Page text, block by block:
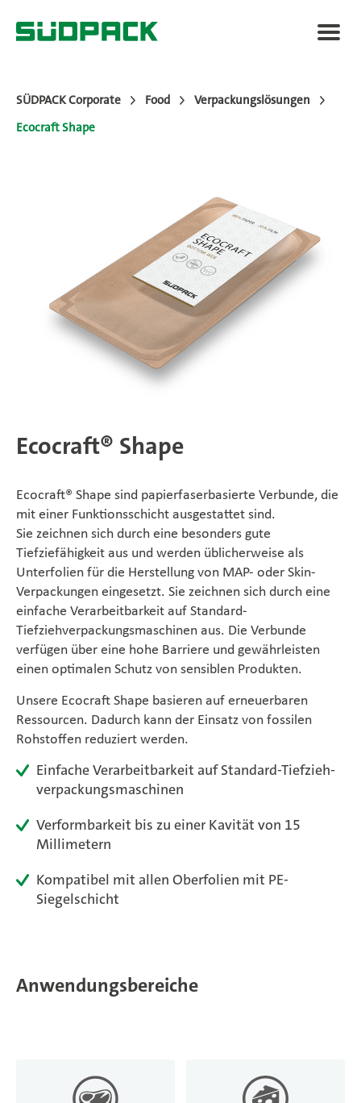
Non-Food
Compounds
Nachhaltigkeit
Benötigen Sie Hilfe?
Magazine
Karriere
De
SÜDPACK Corporate Food
Verpackungslösungen
Ecocraft Shape
Ecocraft® Shape
Ecocraft® Shape sind papierfaserbasierte Verbunde, die
mit einer Funktionsschicht ausgestattet sind.
Sie zeichnen sich durch eine besonders gute
Tiefziefähigkeit aus und werden üblicherweise als
Unterfolien für die Herstellung von MAP- oder Skin-
Verpackungen eingesetzt. Sie zeichnen sich durch eine
einfache Verarbeitbarkeit auf Standard-
Tiefziehverpackungsmaschinen aus. Die Verbunde
verfügen über eine hohe Barriere und gewährleisten
einen optimalen Schutz von sensiblen Produkten.
Unsere Ecocraft Shape basieren auf erneuerbaren
Ressourcen. Dadurch kann der Einsatz von fossilen
Rohstoffen reduziert werden.
Einfache Verarbeitbarkeit auf Standard-Tiefzieh­
verpackung­smaschinen
Verformbarkeit bis zu einer Kavität von 15
Millimetern
Kompatibel mit allen Oberfolien mit PE-
Siegelschicht
Anwendungsbereiche